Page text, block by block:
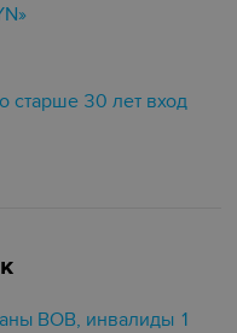
старше 30 лет вход
ВОВ, инвалиды 1